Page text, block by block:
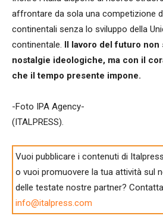
affrontare da sola una competizione
continentali senza lo sviluppo della
continentale. Il lavoro del futuro
nostalgie ideologiche, ma con il
che il tempo presente impone.
-Foto IPA Agency-
(ITALPRESS).
Vuoi pubblicare i contenuti di
o vuoi promuovere la tua attività sul
delle testate nostre partner?
info@italpress.com